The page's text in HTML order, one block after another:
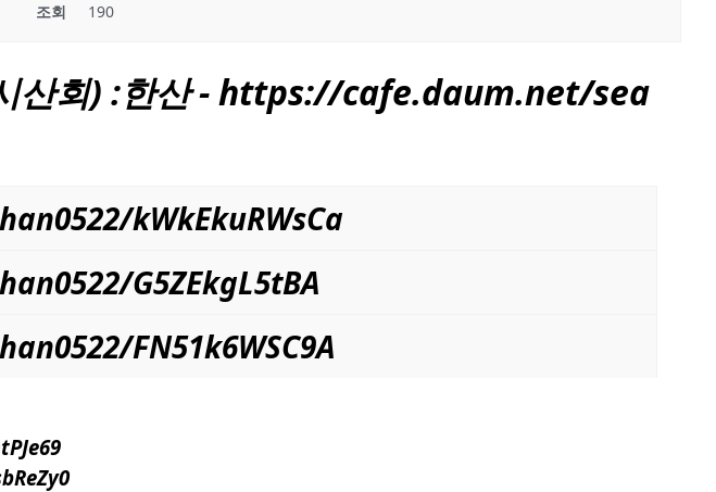
조회 190
산회) :한산 - https://cafe.daum.net/sea
kWkEkuRWsCa
G5ZEkgL5tBA
FN51k6WSC9A